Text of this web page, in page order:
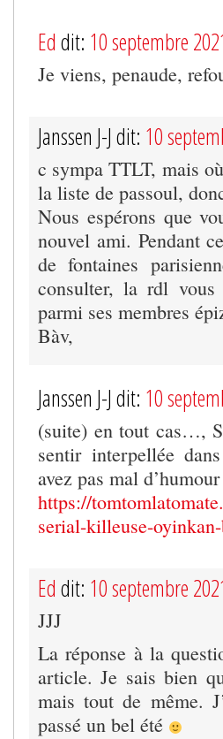
Ed dit: 10 septembre
Je viens, penaude,
Janssen J-J dit: 10
c sympa TTLT, mais
la liste de passoul,
Nous espérons que
nouvel ami. Pendant
de fontaines
consulter, la rdl
parmi ses membres
Bàv,
Janssen J-J dit: 10
(suite) en tout cas…,
sentir interpellée
avez pas mal
https://
serial-killeuse-
Ed dit: 10 septembre
JJJ
La réponse à la
article. Je sais bien
mais tout de même.
passé un bel été